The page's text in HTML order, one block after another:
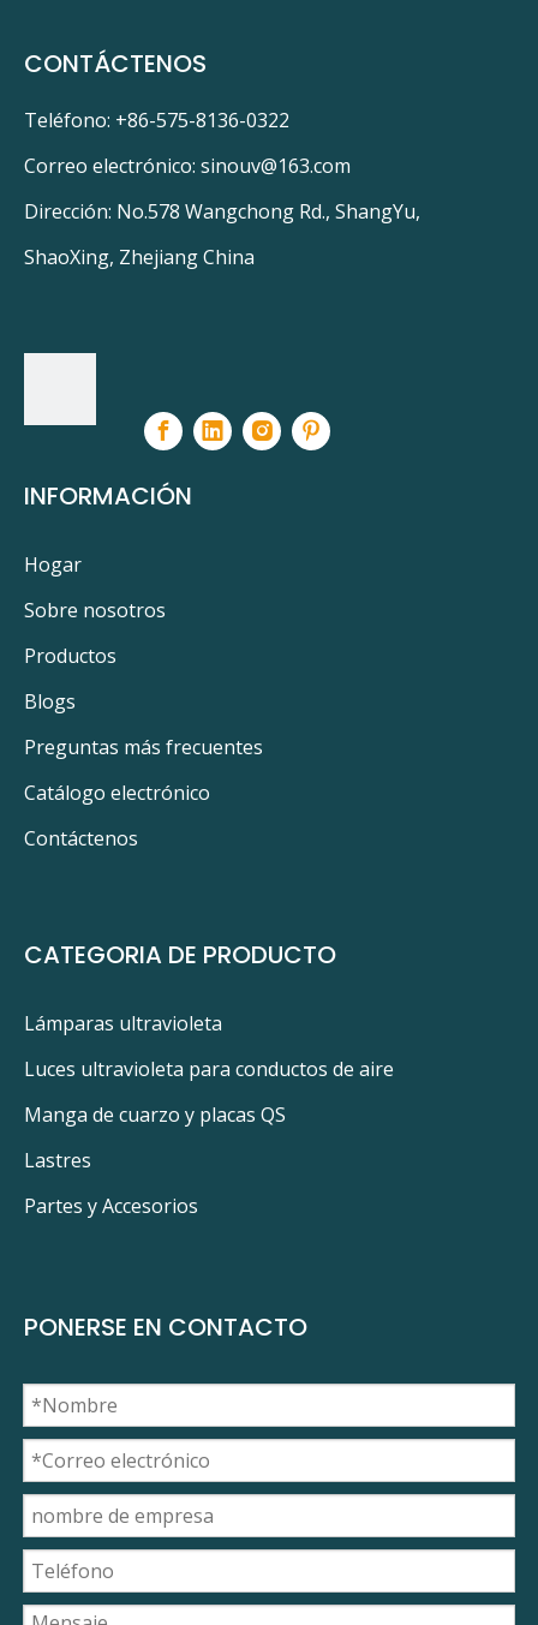
CONTÁCTENOS
Teléfono: +86-575-8136-0322
Correo electrónico: sinouv@163.com
Dirección: No.578 Wangchong Rd., ShangYu,
ShaoXing, Zhejiang China
INFORMACIÓN
Hogar
Sobre nosotros
Productos
Blogs
Preguntas más frecuentes
Catálogo electrónico
Contáctenos
CATEGORIA DE PRODUCTO
Lámparas ultravioleta
Luces ultravioleta para conductos de aire
Manga de cuarzo y placas QS
Lastres
Partes y Accesorios
PONERSE EN CONTACTO